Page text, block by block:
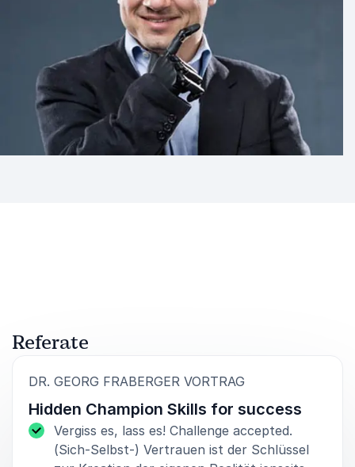
Referate
DR. GEORG FRABERGER VORTRAG
Hidden Champion Skills for success
Vergiss es, lass es! Challenge accepted.
(Sich-Selbst-) Vertrauen ist der Schlüssel